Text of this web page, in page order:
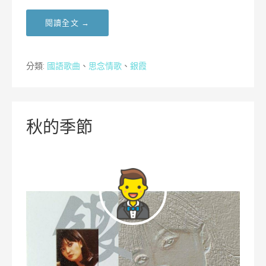
閱讀全文 →
分類: 國語歌曲 、 思念情歌 、 銀霞
秋的季節